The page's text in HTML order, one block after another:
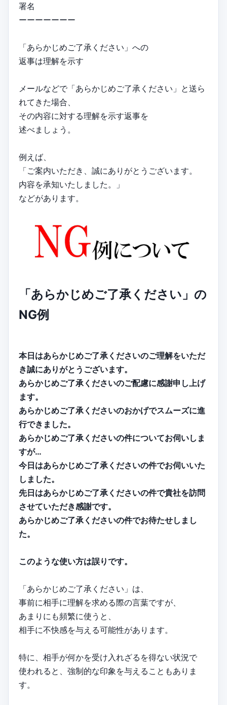
署名
ーーーーーーー
「あらかじめご了承ください」への
返事は理解を示す
メールなどで「あらかじめご了承ください」と送ら
れてきた場合、
その内容に対する理解を示す返事を
述べましょう。
例えば、
「ご案内いただき、誠にありがとうございます。
内容を承知いたしました。」
などがあります。
「あらかじめご了承ください」の
NG例
本日はあらかじめご了承くださいのご理解をいただ
き誠にありがとうございます。
あらかじめご了承くださいのご配慮に感謝申し上げ
ます。
あらかじめご了承くださいのおかげでスムーズに進
行できました。
あらかじめご了承くださいの件についてお伺いしま
すが…
今日はあらかじめご了承くださいの件でお伺いいた
しました。
先日はあらかじめご了承くださいの件で貴社を訪問
させていただき感謝です。
あらかじめご了承くださいの件でお待たせしまし
た。
このような使い方は誤りです。
「あらかじめご了承ください」は、
事前に相手に理解を求める際の言葉ですが、
あまりにも頻繁に使うと、
相手に不快感を与える可能性があります。
特に、相手が何かを受け入れざるを得ない状況で
使われると、強制的な印象を与えることもありま
す。